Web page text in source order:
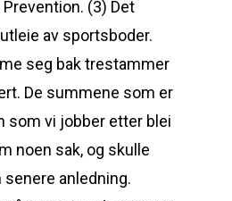
(3) Det
av sportsboder.
seg bak trestammer
De summene som er
som vi jobber etter blei
noen sak, og skulle
anledning.